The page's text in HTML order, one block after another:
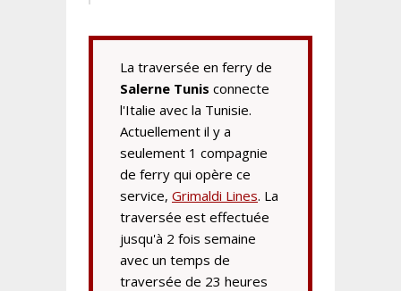
La traversée en ferry de
Salerne Tunis connecte
l'Italie avec la Tunisie.
Actuellement il y a
seulement 1 compagnie
de ferry qui opère ce
service, Grimaldi Lines. La
traversée est effectuée
jusqu'à 2 fois semaine
avec un temps de
traversée de 23 heures